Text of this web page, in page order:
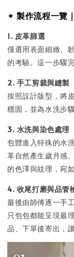
✦ 製作流程一覽
1. 皮革篩選
僅選用表面細緻、
的考驗。這一步驟
2. 手工剪裁與縫製
按照設計版型，將
穩固，並為水洗步
3. 水洗與染色處理
包體進入特殊的水
革自然產生歲月感
的色澤與紋理，宛
4. 收尾打磨與品管
最後由師傅逐一手
只包包都能呈現最
品、下單後寄出，